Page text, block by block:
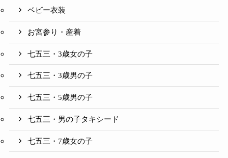
ベビー衣装
お宮参り・産着
七五三・3歳女の子
七五三・3歳男の子
七五三・5歳男の子
七五三・男の子タキシード
七五三・7歳女の子